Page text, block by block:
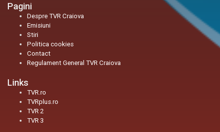
Pagini
Despre TVR Craiova
Emisiuni
Stiri
Politica cookies
Contact
Regulament General TVR Craiova
Links
TVR.ro
TVRplus.ro
TVR 2
TVR 3